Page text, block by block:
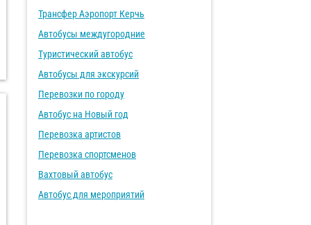
Трансфер Аэропорт Керчь
Автобусы междугородние
Туристический автобус
Автобусы для экскурсий
Перевозки по городу
Автобус на Новый год
Перевозка артистов
Перевозка спортсменов
Вахтовый автобус
Автобус для мероприятий